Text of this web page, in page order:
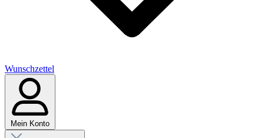
Wunschzettel
Mein Konto